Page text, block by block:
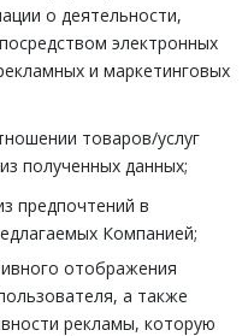
о деятельности,
электронных
и маркетинговых
товаров/услуг
полученных данных;
предпочтений в
Компанией;
отображения
а также
рекламы, которую